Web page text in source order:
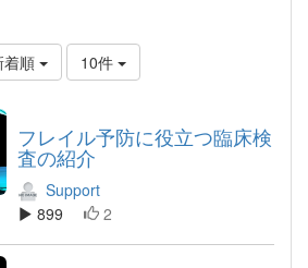
着順 10件
フレイル予防に役立つ臨床検
査の紹介
Support
899
2